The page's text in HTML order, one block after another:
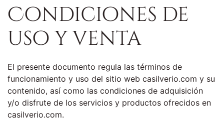
Condiciones de
uso y venta
El presente documento regula las términos de
funcionamiento y uso del sitio web casilverio.com y su
contenido, así como las condiciones de adquisición
y/o disfrute de los servicios y productos ofrecidos en
casilverio.com.